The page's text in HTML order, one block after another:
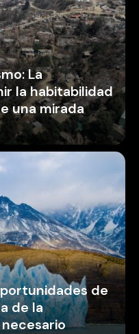
La
la habitabilidad
una mirada
de
de la